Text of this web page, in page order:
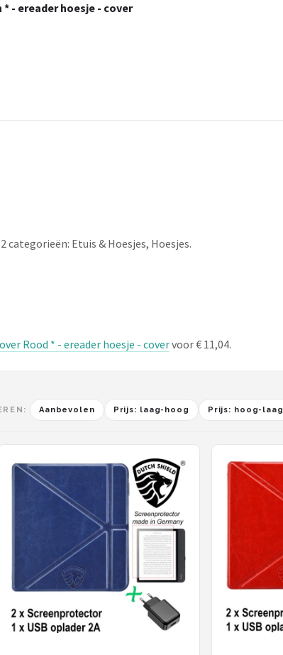
- ereader hoesje - cover
Etuis & Hoesjes, Hoesjes.
Rood * - ereader hoesje - covervoor € 11,04.
Aanbevolen Prijs: laag-hoog Prijs: hoog-laag